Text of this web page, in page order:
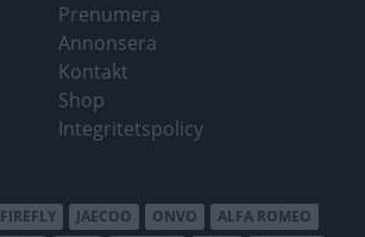
Prenumera
Annonsera
Kontakt
Shop
Integritetspolicy
FIREFLY JAECOO ONVO
ALFA ROMEO